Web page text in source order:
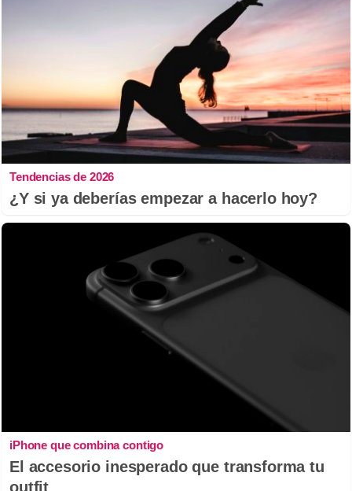
Tendencias de 2026
¿Y si ya deberías empezar a hacerlo hoy?
iPhone que combina contigo
El accesorio inesperado que transforma tu
outfit